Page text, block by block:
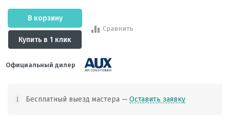
В корзину
Купить в 1 клик
Сравнить
Официальный дилер
Бесплатный выезд мастера — Оставить заявку